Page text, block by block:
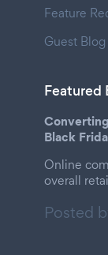
Feature
Guest
Featured
Black
Online
overall
Posted